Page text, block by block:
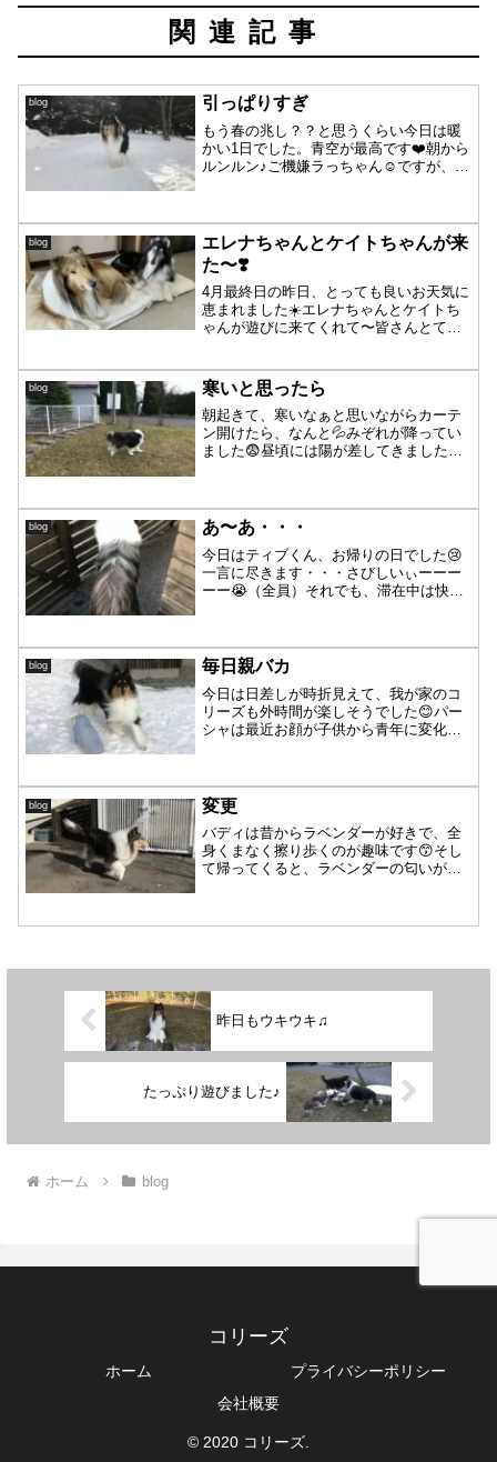
関連記事
blog 引っぱりすぎ
もう春の兆し？？と思うくらい今日は暖
かい1日でした。青空が最高です❤️朝から
ルンルン♪ご機嫌ラっちゃん☺️ですが、ピ
くても・・・😅簡単に逃げられるのに逃
げないラル兄ちゃ...
blog
エレナちゃんとケイトちゃんが来
た〜❣️
4月最終日の昨日、とっても良いお天気に
恵まれました☀️エレナちゃんとケイトち
ゃんが遊びに来てくれて〜皆さんとても
るとの事、元気で何よりです🥳誰かが近
くに来ても、エレナち...
blog 寒いと思ったら
朝起きて、寒いなぁと思いながらカーテ
ン開けたら、なんと💦みぞれが降ってい
ました😨昼頃には陽が差してきました
ん落ちてきます😂🍁🍁バディが一番外活
動してるかな😊ラッちゃん、...
blog あ〜あ・・・
今日はティブくん、お帰りの日でした😢
一言に尽きます・・・さびしいぃーーー
ーー😭（全員）それでも、滞在中は快
結局、持参したバリケンは一度も入ら
ず、玄関の隅に（笑）4泊のお...
blog 毎日親バカ
今日は日差しが時折見えて、我が家のコ
リーズも外時間が楽しそうでした😊パー
シャは最近お顔が子供から青年に変化を
は雪の上でまったり😌すっかり雪を堪能
するようになった...
blog 変更
バディは昔からラベンダーが好きで、全
身くまなく擦り歩くのが趣味です😙そし
て帰ってくると、ラベンダーの匂いがぽ
毎度帰ってくるので、ラベンダーに入れ
昨日もウキウキ♫
たっぷり遊びました♪
ホーム blog
コリーズ
ホーム
プライバシーポリシー
会社概要
© 2020 コリーズ.